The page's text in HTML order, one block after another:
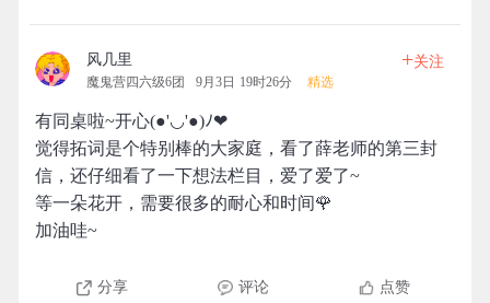
风几里
魔鬼营四六级6团 9月3日 19时26分 精选
+关注
有同桌啦~开心(●'◡'●)ﾉ❤
觉得拓词是个特别棒的大家庭，看了薛老师的第三封
信，还仔细看了一下想法栏目，爱了爱了~
等一朵花开，需要很多的耐心和时间🌹
加油哇~
分享 评论 点赞